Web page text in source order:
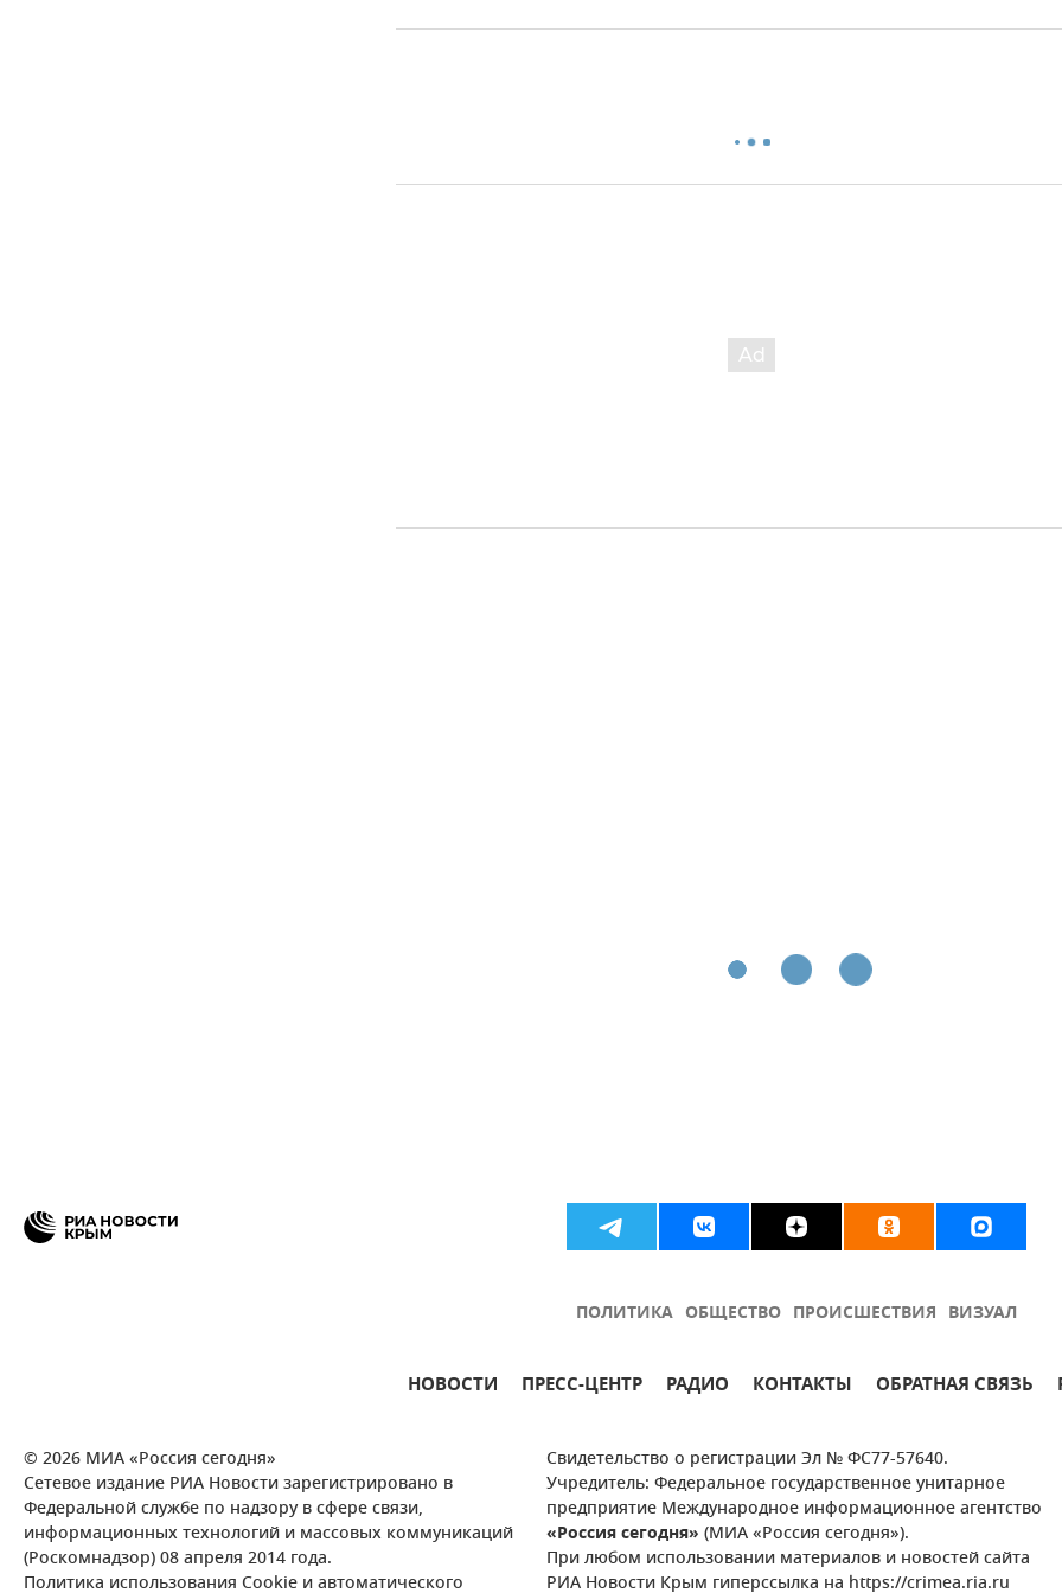
ПОЛИТИКА ОБЩЕСТВО ПРОИСШЕСТВИЯ ВИЗУАЛ
НОВОСТИ ПРЕСС-ЦЕНТР РАДИО КОНТАКТЫ ОБРАТНАЯ СВЯЗЬ
© 2026 МИА «Россия сегодня»
Сетевое издание РИА Новости зарегистрировано в
Федеральной службе по надзору в сфере связи,
информационных технологий и массовых коммуникаций
(Роскомнадзор) 08 апреля 2014 года.
Политика использования Cookie и автоматического
Свидетельство о регистрации Эл № ФС77-57640.
Учредитель: Федеральное государственное унитарное
предприятие Международное информационное агентство
«Россия сегодня» (МИА «Россия сегодня»).
При любом использовании материалов и новостей сайта
РИА Новости Крым гиперссылка на https://crimea.ria.ru